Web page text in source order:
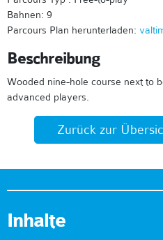
Bahnen: 9
Parcours Plan herunterladen:
Beschreibung
Wooded nine-hole course next to
advanced players.
Zurück zur
Inhalte